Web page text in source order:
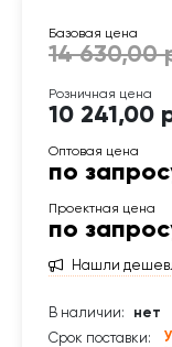
10 241,00
по
по
Нашли
В наличии:
нет
Срок поставки: